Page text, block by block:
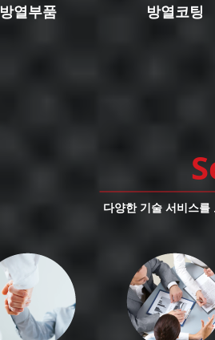
다양한 기술 서비스
방열부품 방열코팅